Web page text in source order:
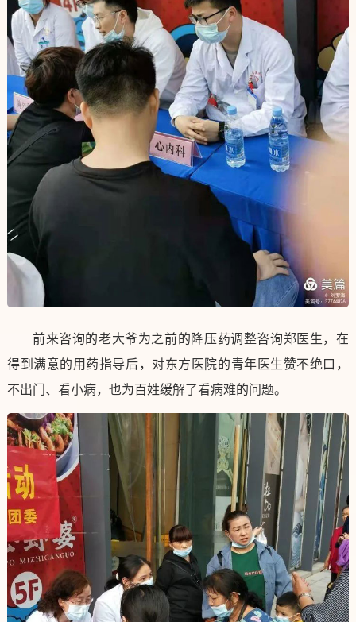
前来咨询的老大爷为之前的降压药调整咨询郑医生，在
得到满意的用药指导后，对东方医院的青年医生赞不绝口，
不出门、看小病，也为百姓缓解了看病难的问题。